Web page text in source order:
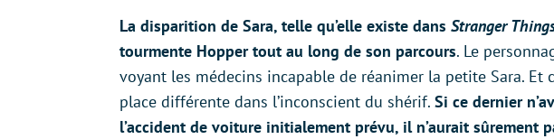
La disparition de Sara, telle qu’elle existe dans Stranger
tourmente Hopper tout au long de son parcours. Le
voyant les médecins incapable de réanimer la petite Sara. Et
place différente dans l’inconscient du shérif. Si ce dernier
l’accident de voiture initialement prévu, il n’aurait sûrement